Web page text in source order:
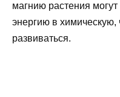
магнию растения
энергию в химическую,
развиваться.